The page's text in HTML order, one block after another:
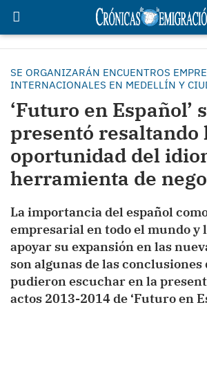
SE ORGANIZARÁN ENCUENTROS
INTERNACIONALES EN MEDELLÍN Y
‘Futuro en Español’
presentó resaltando
oportunidad del
herramienta de
La importancia del español
empresarial en todo el mundo y
apoyar su expansión en las
son algunas de las conclusiones
pudieron escuchar en la
actos 2013-2014 de ‘Futuro en